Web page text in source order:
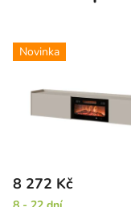
Novinka
8 272 Kč